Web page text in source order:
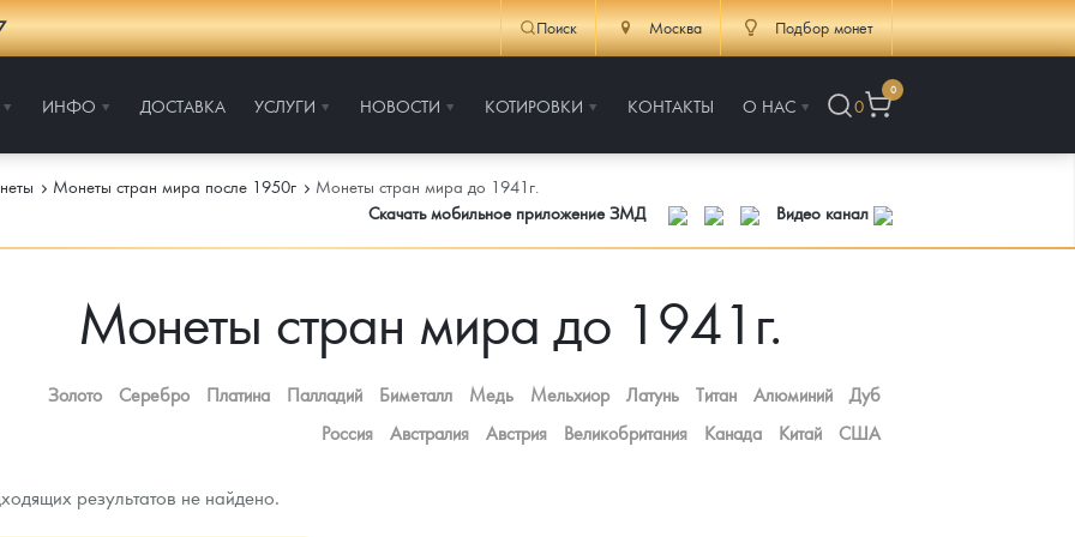
Поиск Москва Подбор монет
ИНФО ДОСТАВКА УСЛУГИ НОВОСТИ КОТИРОВКИ КОНТАКТЫ О НАС 0
0
Монеты стран мира после 1950г
Монеты стран мира до 1941г.
Скачать мобильное приложение ЗМД
Видео канал
Монеты стран мира до 1941г.
Золото Серебро Платина Палладий Биметалл Медь Мельхиор Латунь Титан Алюминий
Дуб
Россия
Австралия Австрия Великобритания Канада Китай США
результатов не найдено.